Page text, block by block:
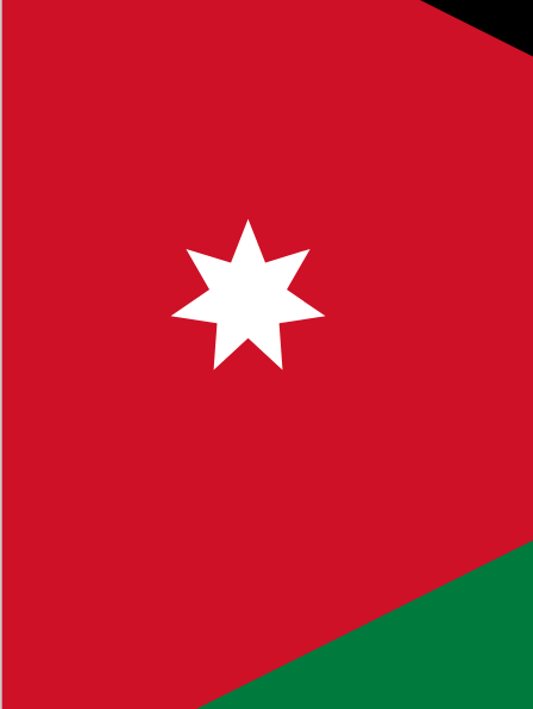
للوصول إلى مواضيع محددة. نشجعكم على ترك تعليقاتكم
أي استفسار أو ملاحظة، لا تتردد في التواصل معنا.